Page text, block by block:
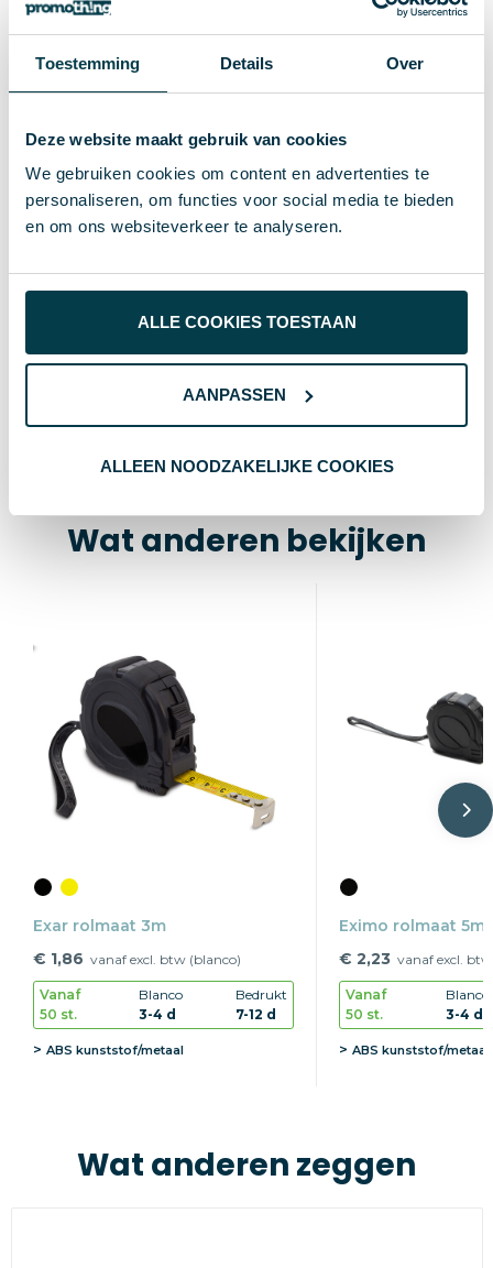
Toestemming Details Over
Deze website maakt gebruik van cookies
We gebruiken cookies om content en advertenties te
personaliseren, om functies voor social media te bieden
en om ons websiteverkeer te analyseren.
ALLE COOKIES TOESTAAN
AANPASSEN
ALLEEN NOODZAKELIJKE COOKIES
Gewicht 197 g
Merk XD Collection
Materiaal Gerecycled ABS, Staal
Artikelnummer 38925
Kleur zwart
7.2 x 7.2 x 3.7 cm
Hoogte 3.7 cm
7.2 cm
Wat anderen bekijken
Exar rolmaat 3m
€ 1,86 vanaf excl. btw (blanco)
Vanaf
50 st.
Blanco
3-4 d
Bedrukt
7-12 d
ABS kunststof/metaal
Eximo rolmaat 5m
€ 2,23 vanaf excl.
Vanaf
50 st.
Blanco
3-4 d
ABS kunststof/metaal
Wat anderen zeggen